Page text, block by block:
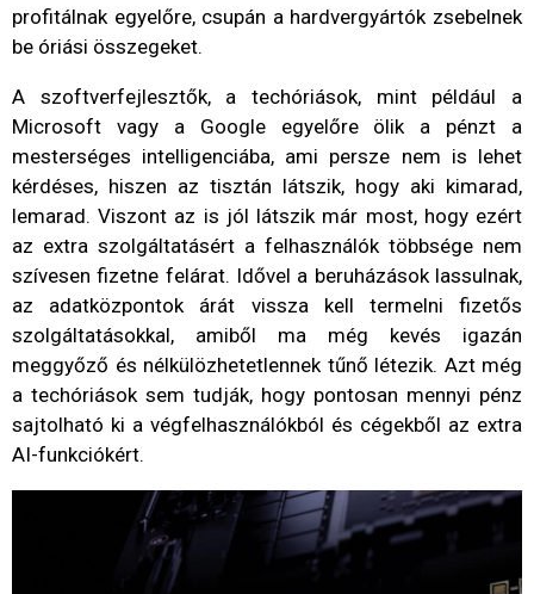
profitálnak egyelőre, csupán a hardvergyártók zsebelnek
be óriási összegeket.
A szoftverfejlesztők, a techóriások, mint például a
Microsoft vagy a Google egyelőre ölik a pénzt a
mesterséges intelligenciába, ami persze nem is lehet
kérdéses, hiszen az tisztán látszik, hogy aki kimarad,
lemarad. Viszont az is jól látszik már most, hogy ezért
az extra szolgáltatásért a felhasználók többsége nem
szívesen fizetne felárat. Idővel a beruházások lassulnak,
az adatközpontok árát vissza kell termelni fizetős
szolgáltatásokkal, amiből ma még kevés igazán
meggyőző és nélkülözhetetlennek tűnő létezik. Azt még
a techóriások sem tudják, hogy pontosan mennyi pénz
sajtolható ki a végfelhasználókból és cégekből az extra
AI-funkciókért.